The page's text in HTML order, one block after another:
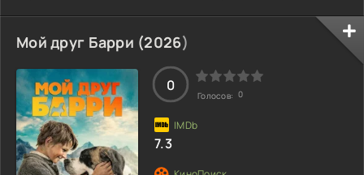
уверен в его невиновности. Он обещал родителям убитой
Гритли, что разыщет преступника. Но кто на самом деле
стоит за этой чередой трагедий?
Мой друг Барри (2026)
0
Голосов: 0
7.3